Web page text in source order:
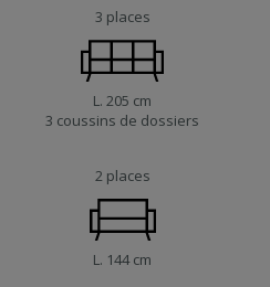
3 places
L. 205 cm
3 coussins de dossiers
2 places
L. 144 cm